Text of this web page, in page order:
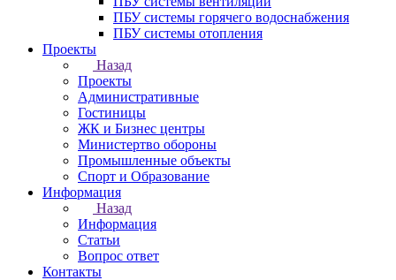
ПБУ системы горячего водоснабжения
ПБУ системы отопления
Проекты
Назад
Проекты
Административные
Гостиницы
ЖК и Бизнес центры
Министертво обороны
Промышленные объекты
Спорт и Образование
Информация
Назад
Информация
Статьи
Вопрос ответ
Контакты